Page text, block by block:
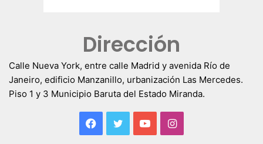
Dirección
Calle Nueva York, entre calle Madrid y avenida Río de
Janeiro, edificio Manzanillo, urbanización Las Mercedes.
Piso 1 y 3 Municipio Baruta del Estado Miranda.
Facebook
TwitterYouTubeInstagram